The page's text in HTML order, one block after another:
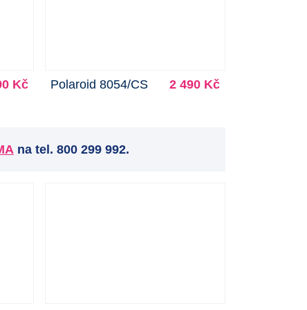
Kč Polaroid 8054/CS 2 490 Kč
na tel. 800 299 992.